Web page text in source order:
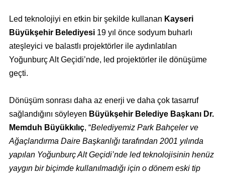
Led teknolojiyi en etkin bir şekilde kullanan Kayseri
Büyükşehir Belediyesi 19 yıl önce sodyum buharlı
ateşleyici ve balastlı projektörler ile aydınlatılan
Yoğunburç Alt Geçidi’nde, led projektörler ile dönüşüme
geçti.
Dönüşüm sonrası daha az enerji ve daha çok tasarruf
sağlandığını söyleyen Büyükşehir Belediye Başkanı Dr.
Memduh Büyükkılıç, “Belediyemiz Park Bahçeler ve
Ağaçlandırma Daire Başkanlığı tarafından 2001 yılında
yapılan Yoğunburç Alt Geçidi’nde led teknolojisinin henüz
yaygın bir biçimde kullanılmadığı için o dönem eski tip